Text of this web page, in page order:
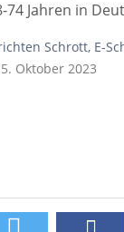
74 Jahren in
Schrott, E-
Oktober 2023